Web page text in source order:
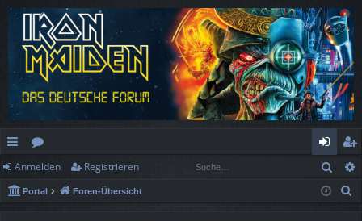
ch
ne
or
en
n
m
eg
ist
Anmelden Registrieren
Portal Foren-Übersicht